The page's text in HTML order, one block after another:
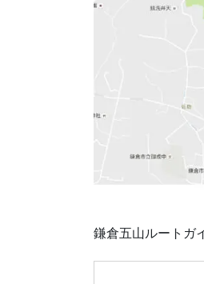
鎌倉五山ルートガ